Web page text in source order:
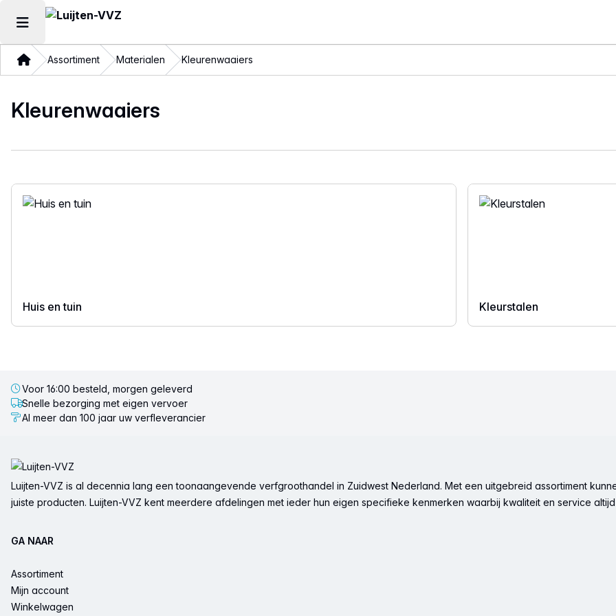
Hoofdmenu openen
ThuisAssortiment Materialen Kleurenwaaiers
Kleurenwaaiers
Huis en tuin Kleurstalen
Voor 16:00 besteld, morgen geleverd
Snelle bezorging met eigen vervoer
Al meer dan 100 jaar uw verfleverancier
Luijten-VVZ is al decennia lang een toonaangevende verfgroothandel in Zuidwest Nederland. Met een uitgebreid assortiment
juiste producten. Luijten-VVZ kent meerdere afdelingen met ieder hun eigen specifieke kenmerken waarbij kwaliteit en service
GA NAAR
Assortiment
Mijn account
Winkelwagen